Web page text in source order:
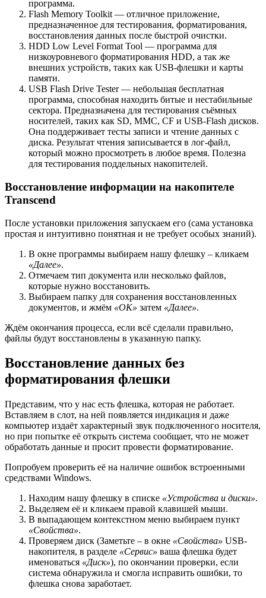
программа.
Flash Memory Toolkit — отличное приложение,
предназначенное для тестирования, форматирования,
восстановления данных после быстрой очистки.
HDD Low Level Format Tool — программа для
низкоуровневого форматирования HDD, а так же
внешних устройств, таких как USB-флешки и карты
памяти.
USB Flash Drive Tester — небольшая бесплатная
программа, способная находить битые и нестабильные
сектора. Предназначена для тестирования съёмных
носителей, таких как SD, MMC, CF и USB-Flash дисков.
Она поддерживает тесты записи и чтение данных с
диска. Результат чтения записывается в лог-файл,
который можно просмотреть в любое время. Полезна
для тестирования поддельных накопителей.
Восстановление информации на накопителе
Transcend
После установки приложения запускаем его (сама установка
простая и интуитивно понятная и не требует особых знаний).
В окне программы выбираем нашу флешку – кликаем
«Далее».
Отмечаем тип документа или несколько файлов,
которые нужно восстановить.
Выбираем папку для сохранения восстановленных
документов, и жмём «ОК» затем «Далее».
Ждём окончания процесса, если всё сделали правильно,
файлы будут восстановлены в указанную папку.
Восстановление данных без
форматирования флешки
Представим, что у нас есть флешка, которая не работает.
Вставляем в слот, на ней появляется индикация и даже
компьютер издаёт характерный звук подключенного носителя,
но при попытке её открыть система сообщает, что не может
обработать данные и просит провести форматирование.
Попробуем проверить её на наличие ошибок встроенными
средствами Windows.
Находим нашу флешку в списке «Устройства и диски».
Выделяем её и кликаем правой клавишей мыши.
В выпадающем контекстном меню выбираем пункт
«Свойства».
Проверяем диск (Заметьте – в окне «Свойства» USB-
накопителя, в разделе «Сервис» ваша флешка будет
именоваться «Диск»), по окончании проверки, если
система обнаружила и смогла исправить ошибки, то
флешка снова заработает.